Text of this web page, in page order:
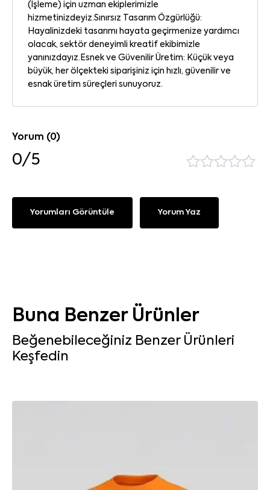
(İşleme) için uzman ekiplerimizle
hizmetinizdeyiz.Sınırsız Tasarım Özgürlüğü:
Hayalinizdeki tasarımı hayata geçirmenize yardımcı
olacak, sektör deneyimli kreatif ekibimizle
yanınızdayız.Esnek ve Güvenilir Üretim: Küçük veya
büyük, her ölçekteki siparişiniz için hızlı, güvenilir ve
esnak üretim süreçleri sunuyoruz.
Yorum (0)
0/5
Yorumları Görüntüle Yorum Yaz
Buna Benzer Ürünler
Beğenebileceğiniz Benzer Ürünleri
Keşfedin